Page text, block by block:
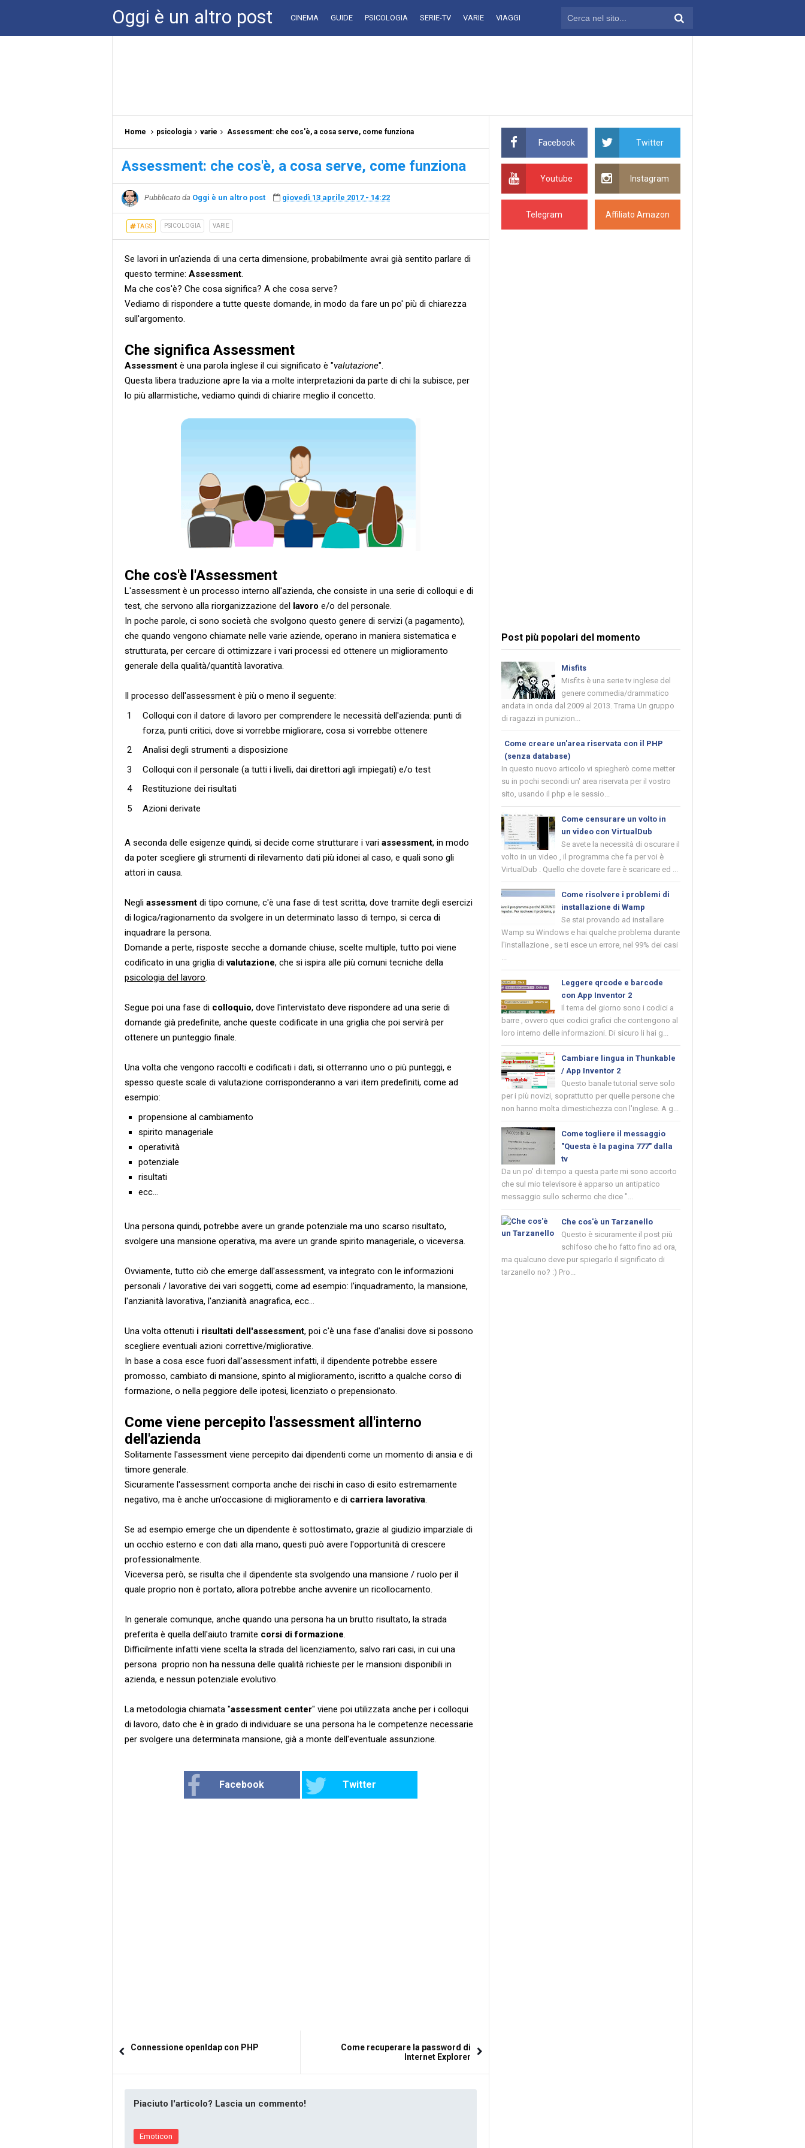
Oggi è un altro post CINEMA GUIDE PSICOLOGIA SERIE-TV VARIE VIAGGI
Home psicologia varie Assessment: che cos'è, a cosa serve, come funziona
Assessment: che cos'è, a cosa serve, come funziona
Pubblicato da Oggi è un altro post giovedì 13 aprile 2017 - 14:22
TAGS PSICOLOGIA VARIE
Se lavori in un'azienda di una certa dimensione, probabilmente avrai già sentito parlare di
questo termine: Assessment.
Ma che cos'è? Che cosa significa? A che cosa serve?
Vediamo di rispondere a tutte queste domande, in modo da fare un po' più di chiarezza
sull'argomento.
Che significa Assessment
Assessment è una parola inglese il cui significato è "valutazione".
Questa libera traduzione apre la via a molte interpretazioni da parte di chi la subisce, per
lo più allarmistiche, vediamo quindi di chiarire meglio il concetto.
Che cos'è l'Assessment
L'assessment è un processo interno all'azienda, che consiste in una serie di colloqui e di
test, che servono alla riorganizzazione del
lavoro e/o del personale.
In poche parole, ci sono società che svolgono questo genere di servizi (a pagamento),
che quando vengono chiamate nelle varie aziende, operano in maniera sistematica e
strutturata, per cercare di ottimizzare i vari processi ed ottenere un miglioramento
generale della qualità/quantità lavorativa.
Il processo dell'assessment è più o meno il seguente:
Colloqui con il datore di lavoro per comprendere le necessità dell'azienda: punti di
forza, punti critici, dove si vorrebbe migliorare, cosa si vorrebbe ottenere
Analisi degli strumenti a disposizione
Colloqui con il personale (a tutti i livelli, dai direttori agli impiegati) e/o test
Restituzione dei risultati
Azioni derivate
A seconda delle esigenze quindi, si decide come strutturare i vari assessment, in modo
da poter scegliere gli strumenti di rilevamento dati più idonei al caso, e quali sono gli
attori in causa.
Negli assessment di tipo comune, c'è una fase di test scritta, dove tramite degli esercizi
di logica/ragionamento da svolgere in un determinato lasso di tempo, si cerca di
inquadrare la persona.
Domande a perte, risposte secche a domande chiuse, scelte multiple, tutto poi viene
codificato in una griglia divalutazione, che si ispira alle più comuni tecniche della
psicologia del lavoro.
Segue poi una fase di colloquio, dove l'intervistato deve rispondere ad una serie di
domande già predefinite, anche queste codificate in una griglia che poi servirà per
ottenere un punteggio finale.
Una volta che vengono raccolti e codificati i dati, si otterranno uno o più punteggi, e
spesso queste scale di valutazione corrisponderanno a vari item predefiniti, come ad
esempio:
propensione al cambiamento
spirito manageriale
operatività
potenziale
risultati
ecc...
Una persona quindi, potrebbe avere un grande potenziale ma uno scarso risultato,
svolgere una mansione operativa, ma avere un grande spirito manageriale, o viceversa.
Ovviamente, tutto ciò che emerge dall'assessment, va integrato con le informazioni
personali / lavorative dei vari soggetti, come ad esempio: l'inquadramento, la mansione,
l'anzianità lavorativa, l'anzianità anagrafica, ecc...
Una volta ottenuti i risultati dell'assessment, poi c'è una fase d'analisi dove si possono
scegliere eventuali azioni correttive/migliorative.
In base a cosa esce fuori dall'assessment infatti, il dipendente potrebbe essere
promosso, cambiato di mansione, spinto al miglioramento, iscritto a qualche corso di
formazione, o nella peggiore delle ipotesi, licenziato o prepensionato.
Come viene percepito l'assessment all'interno
dell'azienda
Solitamente l'assessment viene percepito dai dipendenti come un momento di ansia e di
timore generale.
Sicuramente l'assessment comporta anche dei rischi in caso di esito estremamente
negativo, ma è anche un'occasione di miglioramento e di carriera lavorativa.
Se ad esempio emerge che un dipendente è sottostimato, grazie al giudizio imparziale di
un occhio esterno e con dati alla mano, questi può avere l'opportunità di crescere
professionalmente.
Viceversa però, se risulta che il dipendente sta svolgendo una mansione / ruolo per il
quale proprio non è portato, allora potrebbe anche avvenire un ricollocamento.
In generale comunque, anche quando una persona ha un brutto risultato, la strada
preferita è quella dell'aiuto tramite corsi di formazione.
Difficilmente infatti viene scelta la strada del licenziamento, salvo rari casi, in cui una
persona proprio non ha nessuna delle qualità richieste per le mansioni disponibili in
azienda, e nessun potenziale evolutivo.
La metodologia chiamata "assessment center" viene poi utilizzata anche per i colloqui
di lavoro, dato che è in grado di individuare se una persona ha le competenze necessarie
per svolgere una determinata mansione, già a monte dell'eventuale assunzione.
Facebook Twitter
Connessione openldap con PHP
Come recuperare la password di
Internet Explorer
Piaciuto l'articolo? Lascia un commento!
Emoticon
Facebook Twitter
Youtube Instagram
Telegram Affiliato Amazon
Post più popolari del momento
Misfits
Misfits è una serie tv inglese del
genere commedia/drammatico
andata in onda dal 2009 al 2013. Trama Un gruppo
di ragazzi in punizion...
Come creare un'area riservata con il PHP
(senza database)
In questo nuovo articolo vi spiegherò come metter
su in pochi secondi un' area riservata per il vostro
sito, usando il php e le sessio...
Come censurare un volto in
un video con VirtualDub
Se avete la necessità di oscurare il
volto in un video , il programma che fa per voi è
VirtualDub . Quello che dovete fare è scaricare ed ...
Come risolvere i problemi di
installazione di Wamp
Se stai provando ad installare
Wamp su Windows e hai qualche problema durante
l'installazione , se ti esce un errore, nel 99% dei casi
...
Leggere qrcode e barcode
con App Inventor 2
Il tema del giorno sono i codici a
barre , ovvero quei codici grafici che contengono al
loro interno delle informazioni. Di sicuro li hai g...
Cambiare lingua in Thunkable
/ App Inventor 2
Questo banale tutorial serve solo
per i più novizi, soprattutto per quelle persone che
non hanno molta dimestichezza con l'inglese. A g...
Come togliere il messaggio
"Questa è la pagina 777" dalla
tv
Da un po' di tempo a questa parte mi sono accorto
che sul mio televisore è apparso un antipatico
messaggio sullo schermo che dice "...
Che cos'è un Tarzanello
Questo è sicuramente il post più
schifoso che ho fatto fino ad ora,
ma qualcuno deve pur spiegarlo il significato di
tarzanello no? :) Pro...